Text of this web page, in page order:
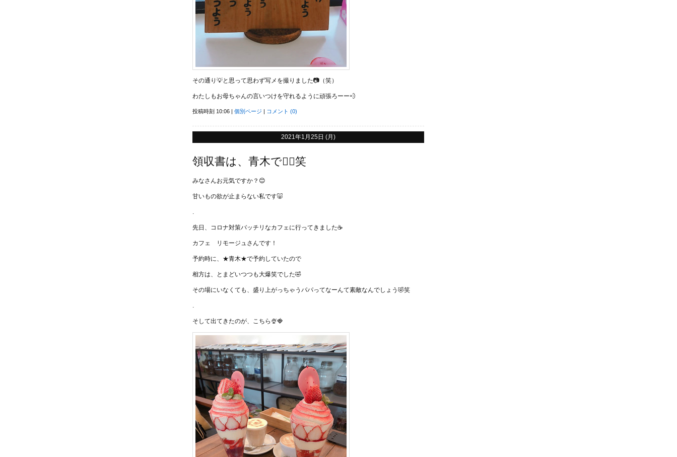
その通り💡と思って思わず写メを撮りました📷（笑）
わたしもお母ちゃんの言いつけを守れるように頑張ろーー💨
投稿時刻 10:06 | 個別ページ コメント (0)
2021年1月25日 (月)
領収書は、青木で🙋‍♀️笑
みなさんお元気ですか？😊
甘いもの欲が止まらない私です🐷
.
先日、コロナ対策バッチリなカフェに行ってきました☕️
カフェ リモージュさんです！
予約時に、★青木★で予約していたので
相方は、とまどいつつも大爆笑でした🤣
その場にいなくても、盛り上がっちゃうパパってなーんて素敵なんでしょう🤣笑
.
そして出てきたのが、こちら🍨🍓